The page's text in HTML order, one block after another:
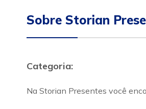
Sobre Storian
Categoria:
Na Storian Presentes você